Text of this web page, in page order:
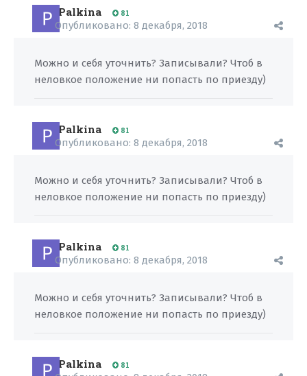
Palkina 81
Опубликовано: 8 декабря, 2018
Можно и себя уточнить? Записывали? Чтоб в
неловкое положение ни попасть по приезду)
Palkina 81
Опубликовано: 8 декабря, 2018
Можно и себя уточнить? Записывали? Чтоб в
неловкое положение ни попасть по приезду)
Palkina 81
Опубликовано: 8 декабря, 2018
Можно и себя уточнить? Записывали? Чтоб в
неловкое положение ни попасть по приезду)
Palkina 81